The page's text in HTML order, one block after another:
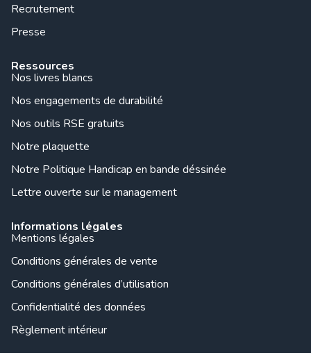
Recrutement
Presse
Ressources
Nos livres blancs
Nos engagements de durabilité
Nos outils RSE gratuits
Notre plaquette
Notre Politique Handicap en bande déssinée
Lettre ouverte sur le management
Informations légales
Mentions légales
Conditions générales de vente
Conditions générales d’utilisation
Confidentialité des données
Règlement intérieur